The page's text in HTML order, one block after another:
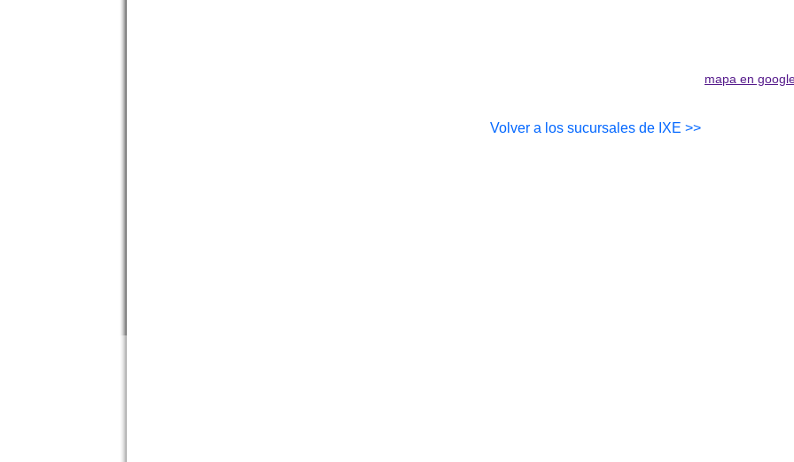
mapa en
Volver a los sucursales de IXE >>